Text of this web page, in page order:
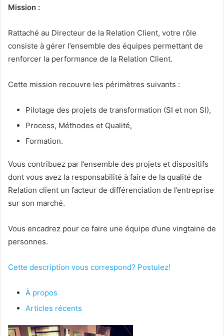
Mission :
Rattaché au Directeur de la Relation Client, votre rôle
consiste à gérer l’ensemble des équipes permettant de
renforcer la performance de la Relation Client.
Cette mission recouvre les périmètres suivants :
Pilotage des projets de transformation (SI et non SI),
Process, Méthodes et Qualité,
Formation.
Vous contribuez par l’ensemble des projets et dispositifs
dont vous avez la responsabilité à faire de la qualité de
Relation client un facteur de différenciation de l’entreprise
sur son marché.
Vous encadrez pour ce faire une équipe d’une vingtaine de
personnes.
Cette description vous correspond? Postulez!
À propos
Articles récents